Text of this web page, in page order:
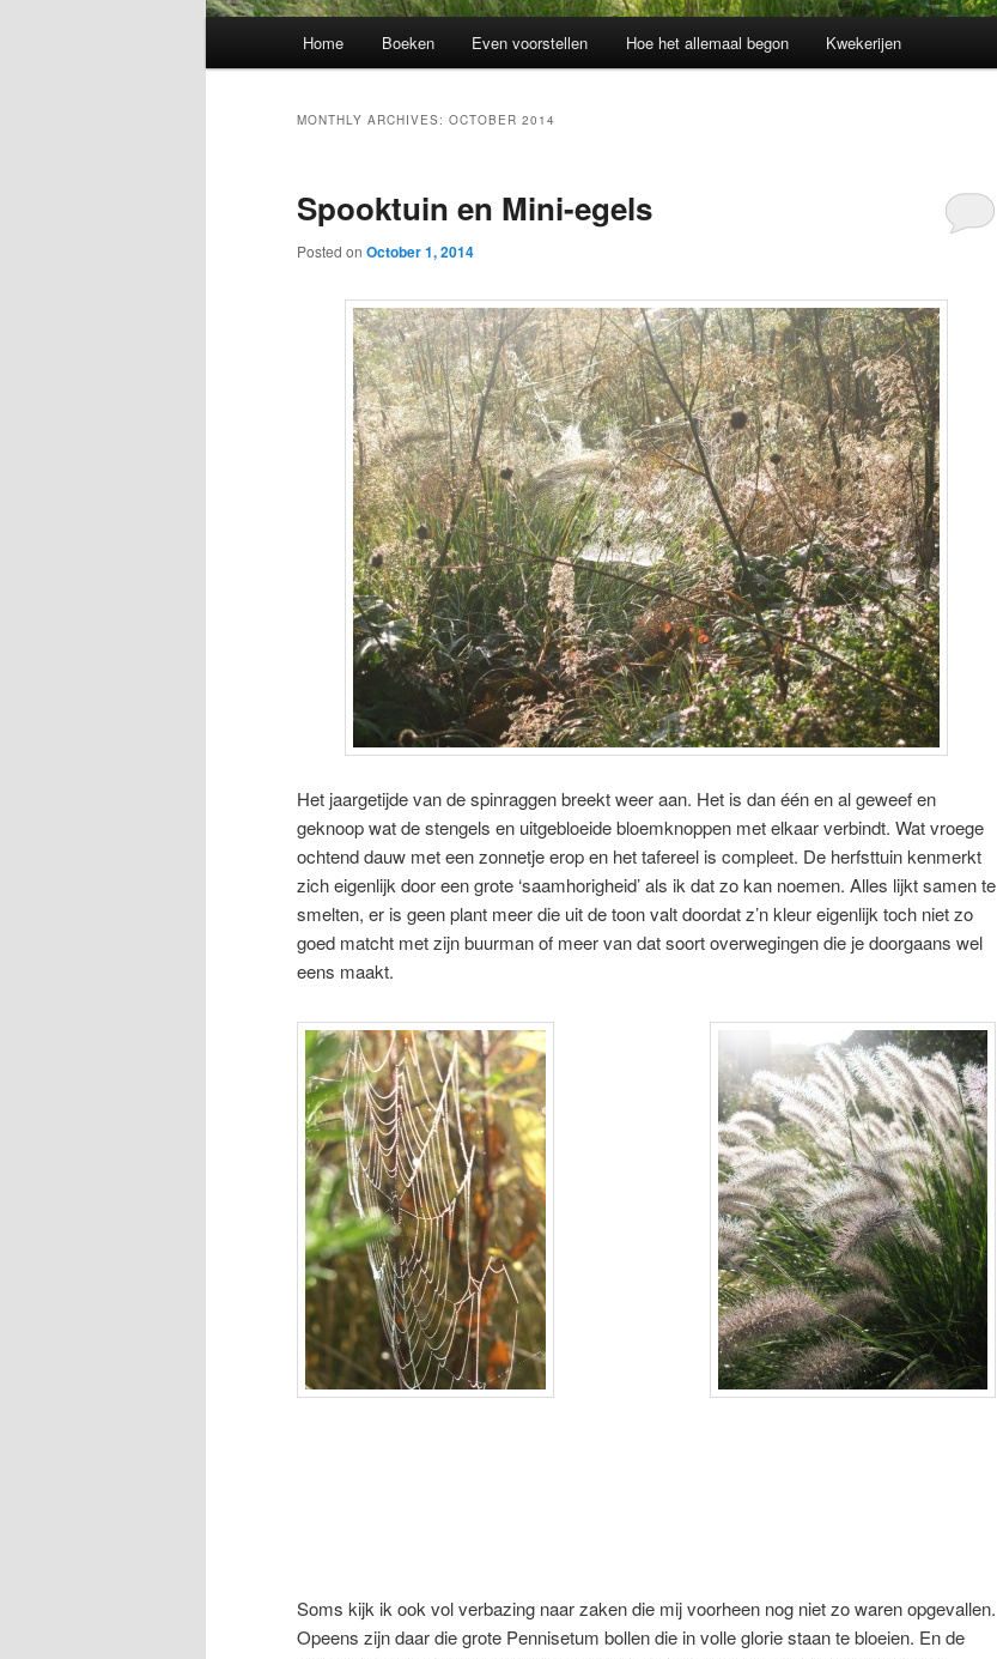
Home Boeken Even voorstellen Hoe het allemaal begon Kwekerijen
MONTHLY ARCHIVES: OCTOBER 2014
Spooktuin en Mini-egels
Posted on October 1, 2014
Het jaargetijde van de spinraggen breekt weer aan. Het is dan één en al geweef en
geknoop wat de stengels en uitgebloeide bloemknoppen met elkaar verbindt. Wat vroege
ochtend dauw met een zonnetje erop en het tafereel is compleet. De herfsttuin kenmerkt
zich eigenlijk door een grote ‘saamhorigheid’ als ik dat zo kan noemen. Alles lijkt samen te
smelten, er is geen plant meer die uit de toon valt doordat z’n kleur eigenlijk toch niet zo
goed matcht met zijn buurman of meer van dat soort overwegingen die je doorgaans wel
eens maakt.
Soms kijk ik ook vol verbazing naar zaken die mij voorheen nog niet zo waren opgevallen.
Opeens zijn daar die grote Pennisetum bollen die in volle glorie staan te bloeien. En de